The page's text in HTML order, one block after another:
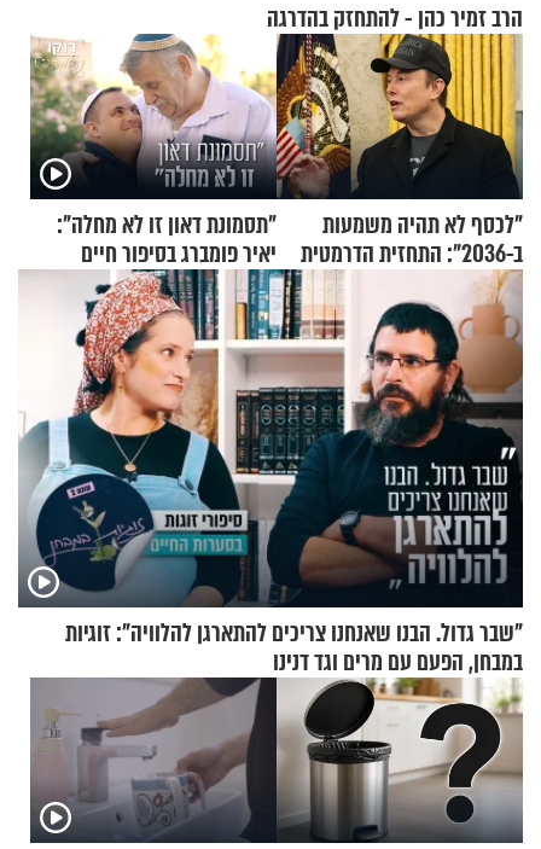
הרב זמיר כהן - להתחזק בהדרגה
"לכסף לא תהיה משמעות
ב-2036": התחזית הדרמטית
של אילון מאסק על עתיד
הכלכלה
"תסמונת דאון זו לא מחלה":
יאיר פומברג בסיפור חיים
מעורר השראה
"שבר גדול. הבנו שאנחנו צריכים להתארגן להלוויה": זוגיות
במבחן, הפעם עם מרים וגד דנינו